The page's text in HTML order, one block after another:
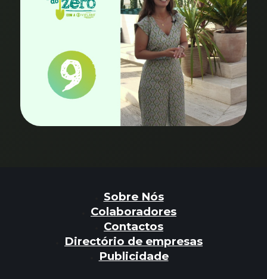
Sobre Nós
Colaboradores
Contactos
Directório de empresas
Publicidade